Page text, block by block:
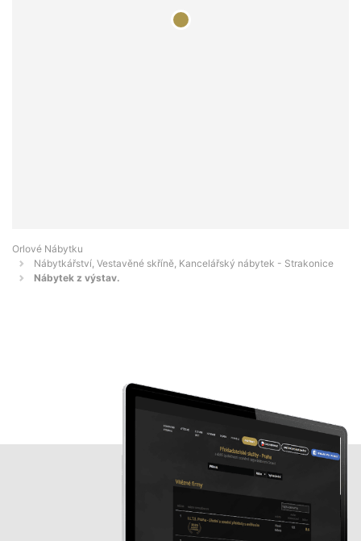
Orlové Nábytku
Nábytkářství, Vestavěné skříně, Kancelářský nábytek - Strakonice
Nábytek z výstav.